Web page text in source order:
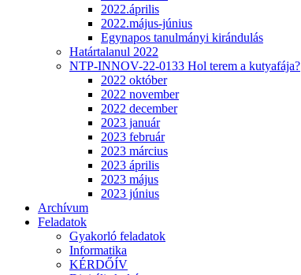
2022.április
2022.május-június
Egynapos tanulmányi kirándulás
Határtalanul 2022
NTP-INNOV-22-0133 Hol terem a kutyafája?
2022 október
2022 november
2022 december
2023 január
2023 február
2023 március
2023 április
2023 május
2023 június
Archívum
Feladatok
Gyakorló feladatok
Informatika
KÉRDŐÍV